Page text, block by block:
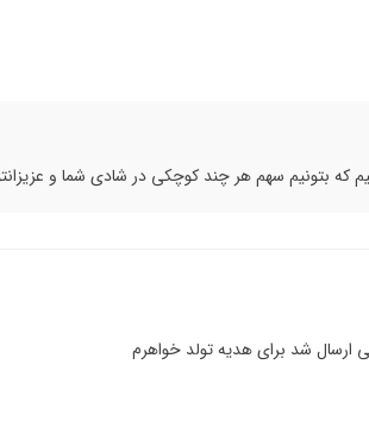
بتونیم سهم هر چند کوچکی در شادی شما و
شد برای هدیه تولد خواهرم